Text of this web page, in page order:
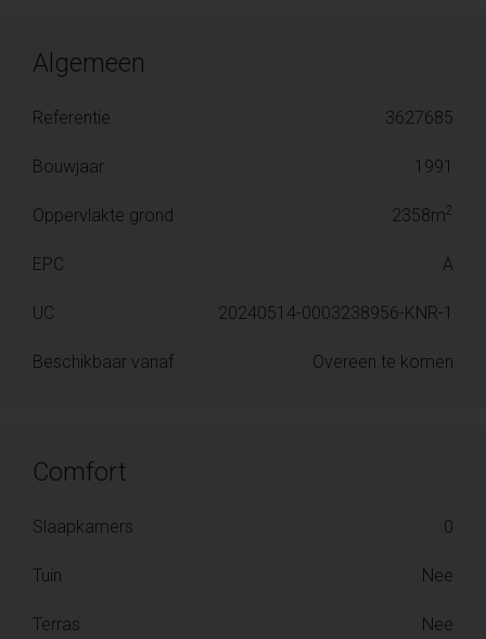
Algemeen
Referentie 3627685
Bouwjaar 1991
Oppervlakte grond 2358m2
EPC A
UC 20240514-0003238956-KNR-1
Beschikbaar vanaf Overeen te komen
Comfort
Slaapkamers 0
Tuin Nee
Terras Nee